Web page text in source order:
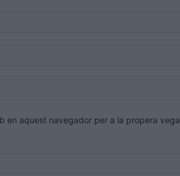
en aquest navegador per a la propera